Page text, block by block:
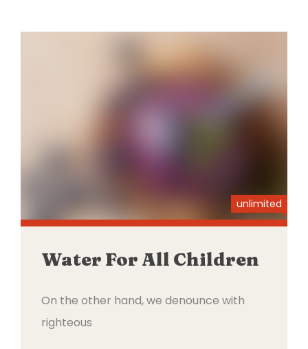
unlimited
Water For All Children
On the other hand, we denounce with
righteous